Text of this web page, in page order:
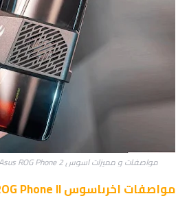
مواصفات و مميزات اسوس Asus ROG Phone 2 للألعاب
مواصفات اخرىاسوس Asus ROG Phone II :